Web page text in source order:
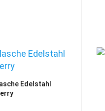
Edelstahl